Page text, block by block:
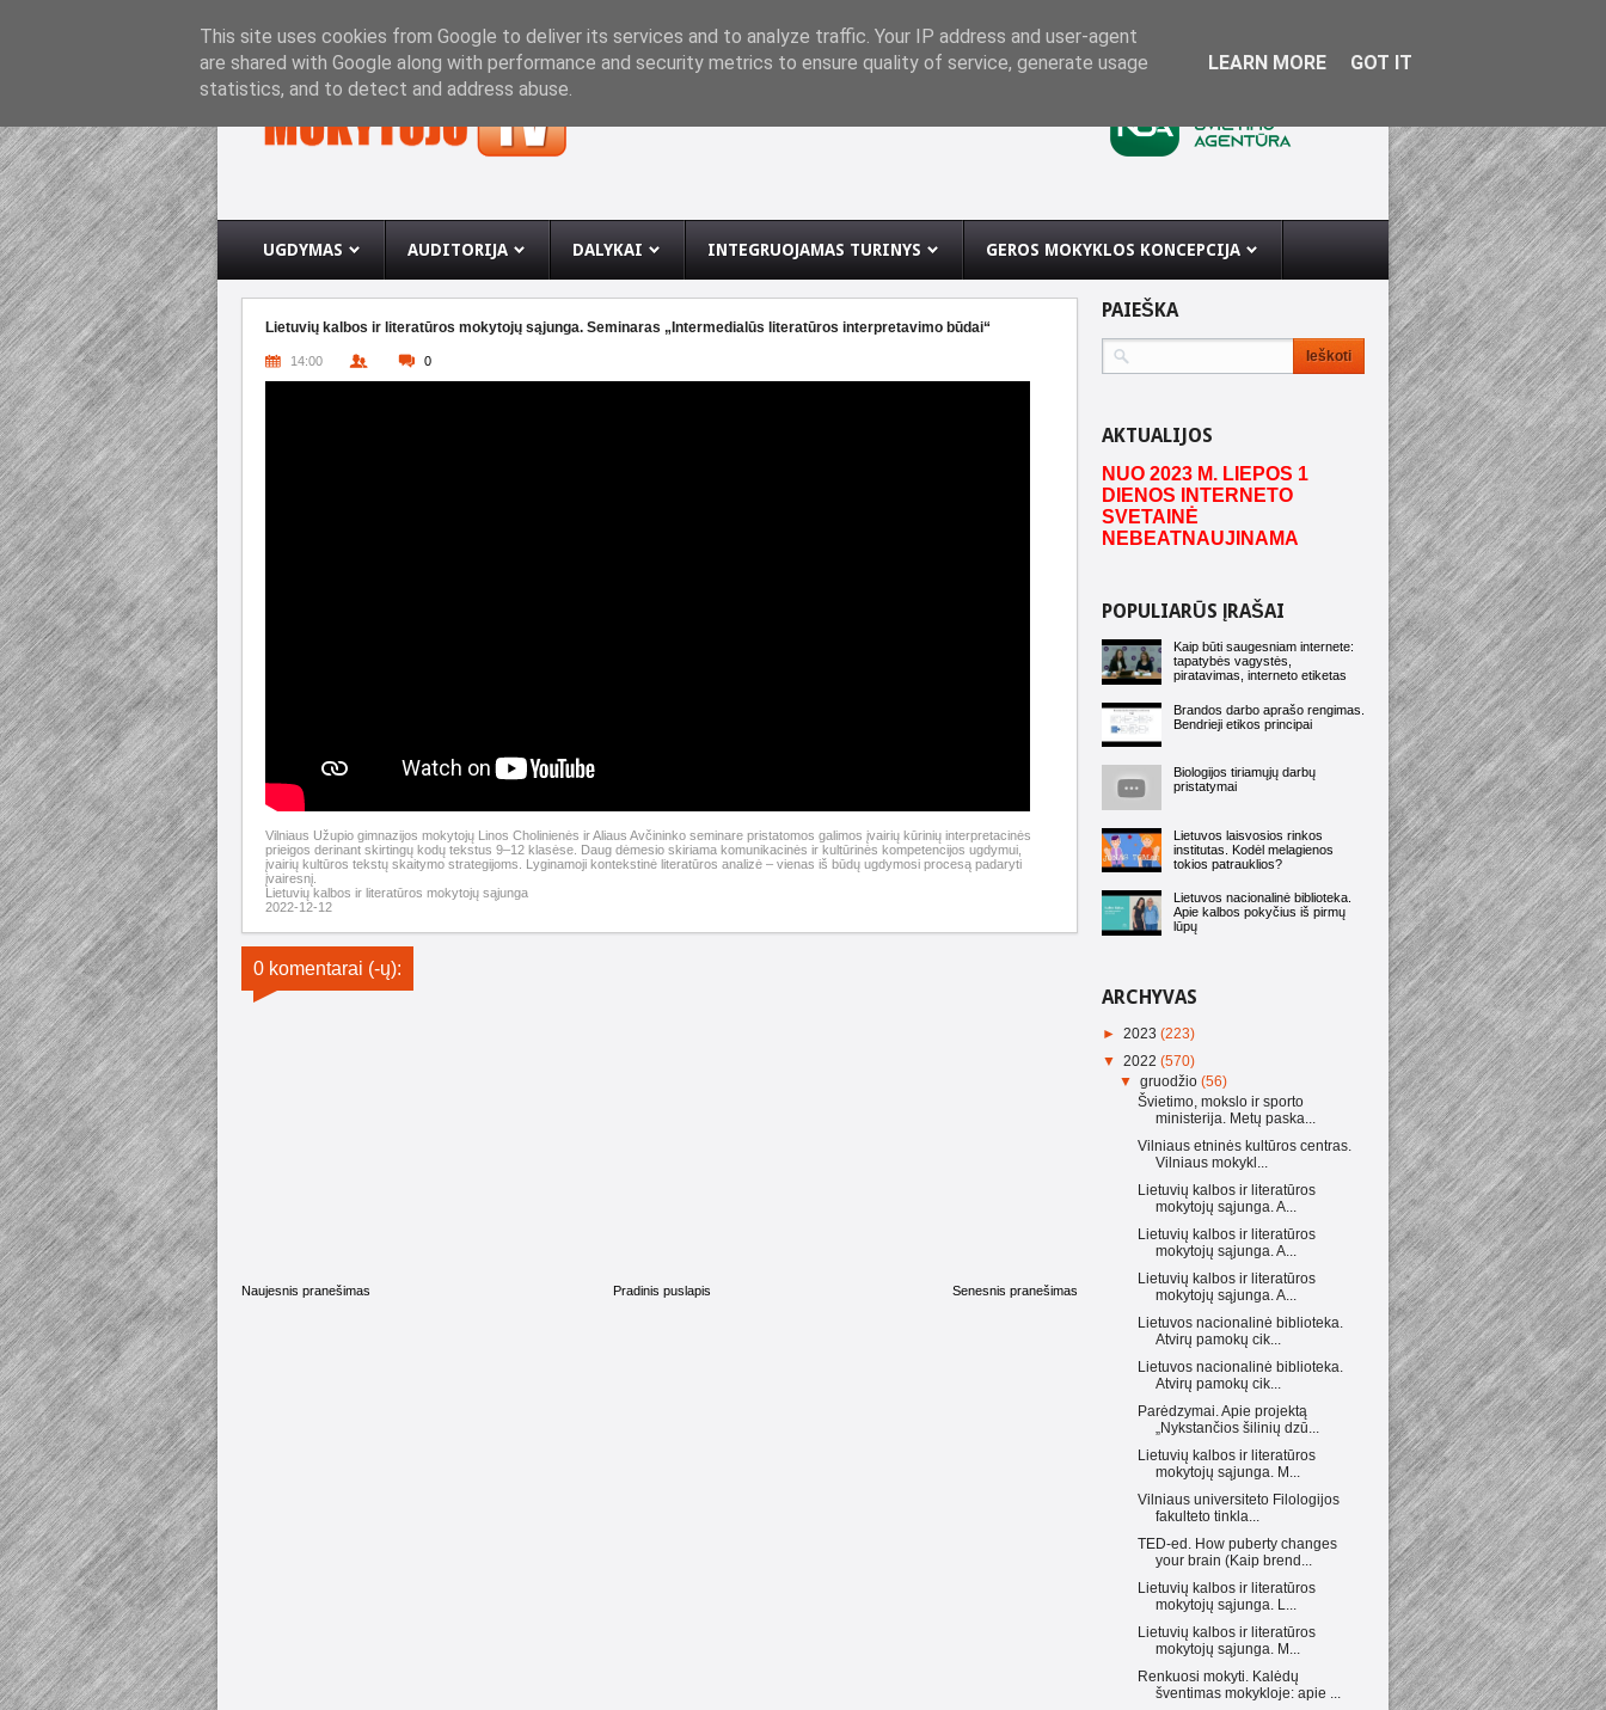
UGDYMAS AUDITORIJA DALYKAI INTEGRUOJAMAS TURINYS GEROS MOKYKLOS KONCEPCIJA
Lietuvių kalbos ir literatūros mokytojų sąjunga. Seminaras „Intermedialūs literatūros interpretavimo būdai“
14:00 0
Vilniaus Užupio gimnazijos mokytojų Linos Cholinienės ir Aliaus Avčininko seminare pristatomos galimos įvairių kūrinių interpretacinės
prieigos derinant skirtingų kodų tekstus 9–12 klasėse. Daug dėmesio skiriama komunikacinės ir kultūrinės kompetencijos ugdymui,
įvairių kultūros tekstų skaitymo strategijoms. Lyginamoji kontekstinė literatūros analizė – vienas iš būdų ugdymosi procesą padaryti
įvairesnį.
Lietuvių kalbos ir literatūros mokytojų sąjunga
2022-12-12
0 komentarai (-ų):
Naujesnis pranešimas Pradinis puslapis Senesnis pranešimas
PAIEŠKA
AKTUALIJOS
NUO 2023 M. LIEPOS 1
DIENOS INTERNETO
SVETAINĖ
NEBEATNAUJINAMA
POPULIARŪS ĮRAŠAI
Kaip būti saugesniam internete:
tapatybės vagystės,
piratavimas, interneto etiketas
Brandos darbo aprašo rengimas.
Bendrieji etikos principai
Biologijos tiriamųjų darbų
pristatymai
Lietuvos laisvosios rinkos
institutas. Kodėl melagienos
tokios patrauklios?
Lietuvos nacionalinė biblioteka.
Apie kalbos pokyčius iš pirmų
lūpų
ARCHYVAS
► 2023 (223)
▼ 2022 (570)
▼gruodžio(56)
Švietimo, mokslo ir sporto
ministerija. Metų paska...
Vilniaus etninės kultūros centras.
Vilniaus mokykl...
Lietuvių kalbos ir literatūros
mokytojų sąjunga. A...
Lietuvių kalbos ir literatūros
mokytojų sąjunga. A...
Lietuvių kalbos ir literatūros
mokytojų sąjunga. A...
Lietuvos nacionalinė biblioteka.
Atvirų pamokų cik...
Lietuvos nacionalinė biblioteka.
Atvirų pamokų cik...
Parėdzymai. Apie projektą
„Nykstančios šilinių dzū...
Lietuvių kalbos ir literatūros
mokytojų sąjunga. M...
Vilniaus universiteto Filologijos
fakulteto tinkla...
TED-ed. How puberty changes
your brain (Kaip brend...
Lietuvių kalbos ir literatūros
mokytojų sąjunga. L...
Lietuvių kalbos ir literatūros
mokytojų sąjunga. M...
Renkuosi mokyti. Kalėdų
šventimas mokykloje: apie ...
This site uses cookies from Google to deliver its services and to analyze traffic. Your IP address and user-agent
are shared with Google along with performance and security metrics to ensure quality of service, generate usage
statistics, and to detect and address abuse.
LEARN MORE GOT IT